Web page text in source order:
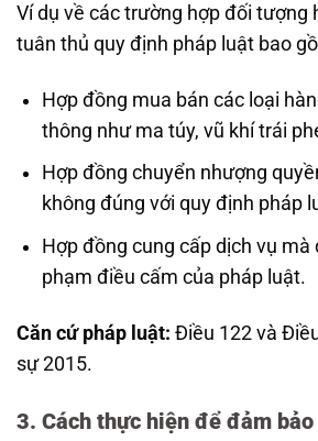
Ví dụ về các trường hợp đối tượng
tuân thủ quy định pháp luật bao
Hợp đồng mua bán các loại
thông như ma túy, vũ khí trái
Hợp đồng chuyển nhượng
không đúng với quy định pháp
Hợp đồng cung cấp dịch vụ mà
phạm điều cấm của pháp luật.
Căn cứ pháp luật: Điều 122 và
sự 2015.
3. Cách thực hiện để đảm